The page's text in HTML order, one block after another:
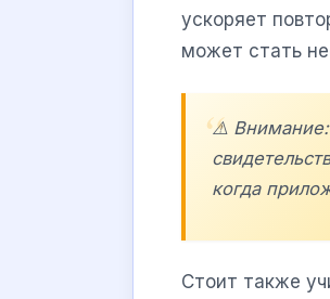
ускоряет
может стать
⚠️ Внимание:
когда
Стоит также